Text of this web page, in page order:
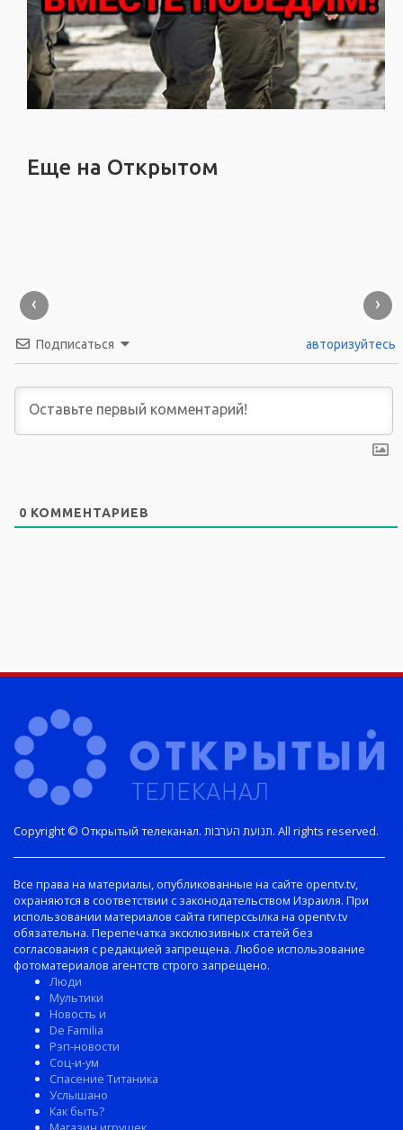
Еще на Открытом
‹ ›
Подписаться авторизуйтесь
0 КОММЕНТАРИЕВ
Copyright © Открытый телеканал. תנועת הערבות. All rights reserved.
Все права на материалы, опубликованные на сайте opentv.tv,
охраняются в соответствии с законодательством Израиля. При
использовании материалов сайта гиперссылка на opentv.tv
обязательна. Перепечатка эксклюзивных статей без
согласования с редакцией запрещена. Любое использование
фотоматериалов агентств строго запрещено.
Люди
Мультики
Новость и
De Familia
Рэп-новости
Соц-и-ум
Спасение Титаника
Услышано
Как быть?